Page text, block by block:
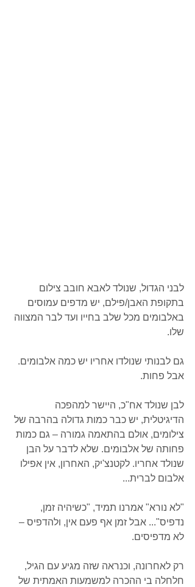
לבני הגדול, שנולד לאבא חובב צילום
בתקופת האבן/פילם, יש מדפים עמוסים
באלבומים מכל שלב בחייו ועד לבר המצווה
שלו.
גם לבנותי שנולדו אחריו יש כמה אלבומים.
אבל פחות.
לבן שנולד אח"כ, היישר למהפכה
הדיגיטלית, יש כבר כמות גדולה בהרבה של
צילומים, אולם בהתאמה גמורה – גם כמות
פחותה של אלבומים. שלא לדבר על הבן
שנולד אחריו. לקטנצ'יק, האחרון, אין אפילו
אלבום לברית...
"לא נורא" אמרנו תמיד, "כשיהיה זמן,
נדפיס"... אבל זמן אף פעם אין, ולהדפיס –
לא מדפיסים.
רק לאחרונה, וכנראה שזה מגיע עם הגיל,
חלחלה בי ההכרה למשמעות האמתית של